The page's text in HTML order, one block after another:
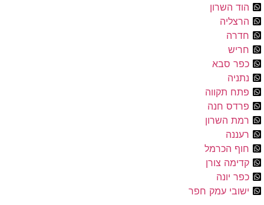
הוד השרון
הרצליה
חדרה
חריש
כפר סבא
נתניה
פתח תקווה
פרדס חנה
רמת השרון
רעננה
חוף הכרמל
קדימה צורן
כפר יונה
ישובי עמק חפר